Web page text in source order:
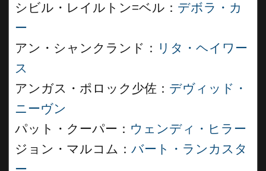
シビル・レイルトン=ベル： デボラ・カ
ー
アン・シャンクランド： リタ・ヘイワー
ス
アンガス・ポロック少佐： デヴィッド・
ニーヴン
パット・クーパー： ウェンディ・ヒラー
ジョン・マルコム： バート・ランカスタ